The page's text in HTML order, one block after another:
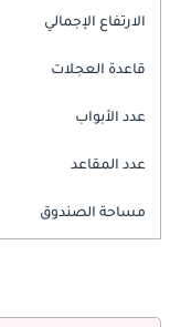
الارتفاع الإجمالي
قاعدة العجلات
عدد الأبواب
عدد المقاعد
مساحة الصندوق